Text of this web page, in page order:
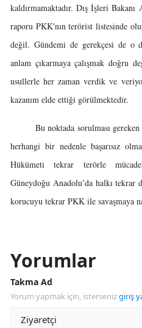
kaldırmamaktadır. Dış İşleri
raporu PKK'nın terörist listesinde
değil. Gündemi de gerekçesi de o
anlam çıkarmaya çalışmak doğru
usullerle her zaman verdik ve
kazanım elde ettiği görülmektedir.
Bu noktada sorulması gereken
herhangi bir nedenle başarısız
Hükümeti tekrar terörle
Güneydoğu Anadolu’da halkı tekrar
korucuyu tekrar PKK ile savaşmaya
Yorumlar
Takma Ad
Yorum yapmak için, istersenizgiriş